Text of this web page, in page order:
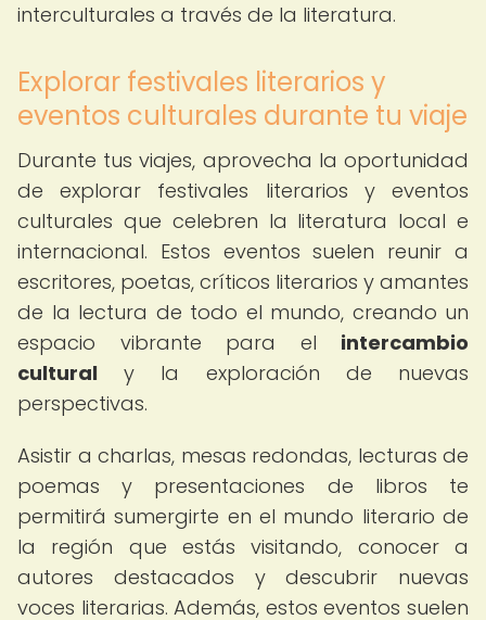
interculturales a través de la literatura.
Explorar festivales literarios y
eventos culturales durante tu viaje
Durante tus viajes, aprovecha la oportunidad
de explorar festivales literarios y eventos
culturales que celebren la literatura local e
internacional. Estos eventos suelen reunir a
escritores, poetas, críticos literarios y amantes
de la lectura de todo el mundo, creando un
espacio vibrante para el intercambio
cultural y la exploración de nuevas
perspectivas.
Asistir a charlas, mesas redondas, lecturas de
poemas y presentaciones de libros te
permitirá sumergirte en el mundo literario de
la región que estás visitando, conocer a
autores destacados y descubrir nuevas
voces literarias. Además, estos eventos suelen